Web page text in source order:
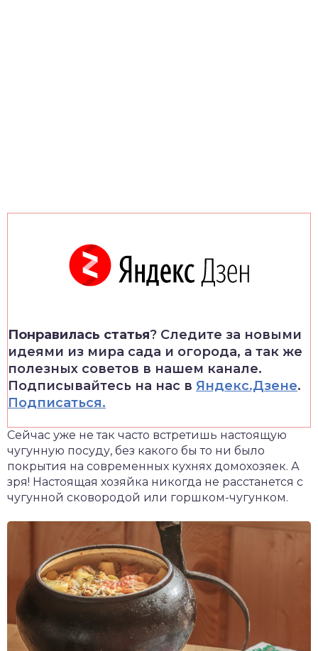
Понравилась статья? Следите за новыми
идеями из мира сада и огорода, а так же
полезных советов в нашем канале.
Подписывайтесь на нас в Яндекс.Дзене.
Подписаться.
Сейчас уже не так часто встретишь настоящую
чугунную посуду, без какого бы то ни было
покрытия на современных кухнях домохозяек. А
зря! Настоящая хозяйка никогда не расстанется с
чугунной сковородой или горшком-чугунком.